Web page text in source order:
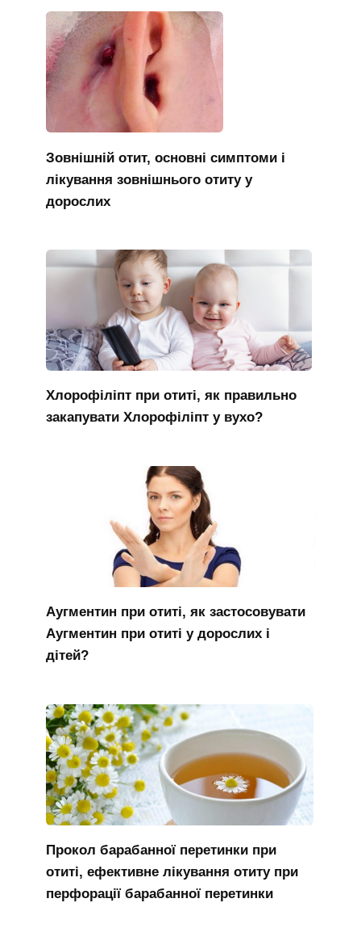
Зовнішній отит, основні симптоми і
лікування зовнішнього отиту у
дорослих
Хлорофіліпт при отиті, як правильно
закапувати Хлорофіліпт у вухо?
Аугментин при отиті, як застосовувати
Аугментин при отиті у дорослих і
дітей?
Прокол барабанної перетинки при
отиті, ефективне лікування отиту при
перфорації барабанної перетинки